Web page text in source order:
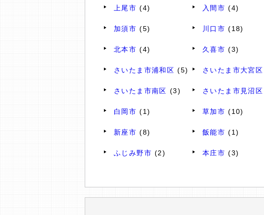
上尾市 (4) 入間市 (4)
加須市 (5) 川口市 (18)
北本市 (4) 久喜市 (3)
さいたま市浦和区 (5) さいたま市大宮区
さいたま市南区 (3) さいたま市見沼区
白岡市 (1) 草加市 (10)
新座市 (8) 飯能市 (1)
ふじみ野市 (2) 本庄市 (3)